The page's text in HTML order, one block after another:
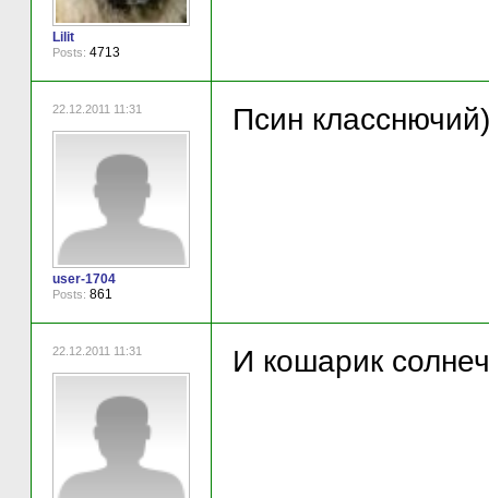
Lilit
Posts: 4713
22.12.2011 11:31
user-1704
Posts: 861
Псин
22.12.2011 11:31 И кошарик